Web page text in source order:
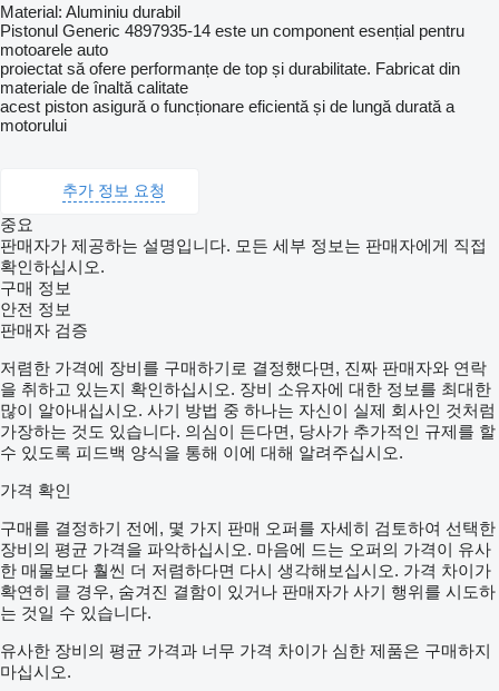
Material: Aluminiu durabil
Pistonul Generic 4897935-14 este un component esențial pentru
motoarele auto
proiectat să ofere performanțe de top și durabilitate. Fabricat din
materiale de înaltă calitate
acest piston asigură o funcționare eficientă și de lungă durată a
motorului
추가 정보 요청
중요
판매자가 제공하는 설명입니다. 모든 세부 정보는 판매자에게 직접
확인하십시오.
구매 정보
안전 정보
판매자 검증
저렴한 가격에 장비를 구매하기로 결정했다면, 진짜 판매자와 연락
을 취하고 있는지 확인하십시오. 장비 소유자에 대한 정보를 최대한
많이 알아내십시오. 사기 방법 중 하나는 자신이 실제 회사인 것처럼
가장하는 것도 있습니다. 의심이 든다면, 당사가 추가적인 규제를 할
수 있도록 피드백 양식을 통해 이에 대해 알려주십시오.
가격 확인
구매를 결정하기 전에, 몇 가지 판매 오퍼를 자세히 검토하여 선택한
장비의 평균 가격을 파악하십시오. 마음에 드는 오퍼의 가격이 유사
한 매물보다 훨씬 더 저렴하다면 다시 생각해보십시오. 가격 차이가
확연히 클 경우, 숨겨진 결함이 있거나 판매자가 사기 행위를 시도하
는 것일 수 있습니다.
유사한 장비의 평균 가격과 너무 가격 차이가 심한 제품은 구매하지
마십시오.